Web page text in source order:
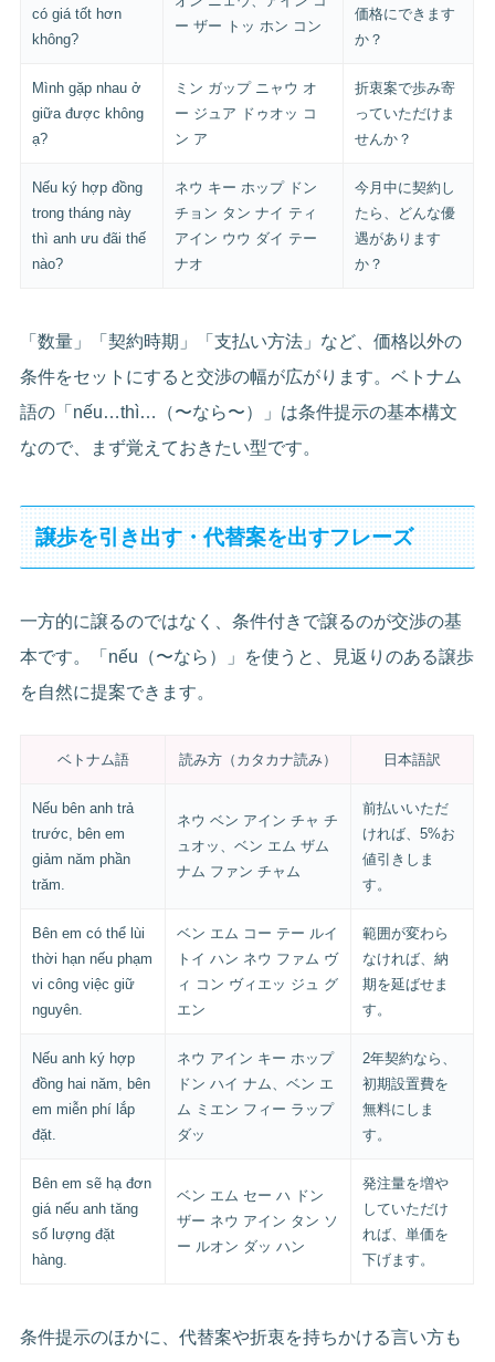
có giá tốt hơn
không?
ー ザー トッ ホン コン
価格にできます
か？
Mình gặp nhau ở
giữa được không
ạ?
ミン ガップ ニャウ オ
ー ジュア ドゥオッ コ
ン ア
折衷案で歩み寄
っていただけま
せんか？
Nếu ký hợp đồng
trong tháng này
thì anh ưu đãi thế
nào?
ネウ キー ホップ ドン
チョン タン ナイ ティ
アイン ウウ ダイ テー
ナオ
今月中に契約し
たら、どんな優
遇があります
か？
「数量」「契約時期」「支払い方法」など、価格以外の
条件をセットにすると交渉の幅が広がります。ベトナム
語の「nếu…thì…（〜なら〜）」は条件提示の基本構文
なので、まず覚えておきたい型です。
譲歩を引き出す・代替案を出すフレーズ
一方的に譲るのではなく、条件付きで譲るのが交渉の基
本です。「nếu（〜なら）」を使うと、見返りのある譲歩
を自然に提案できます。
ベトナム語 読み方（カタカナ読み） 日本語訳
Nếu bên anh trả
trước, bên em
giảm năm phần
trăm.
ネウ ベン アイン チャ チ
ュオッ、ベン エム ザム
ナム ファン チャム
前払いいただ
ければ、5%お
値引きしま
す。
Bên em có thể lùi
thời hạn nếu phạm
vi công việc giữ
nguyên.
ベン エム コー テー ルイ
トイ ハン ネウ ファム ヴ
ィ コン ヴィエッ ジュ グ
エン
範囲が変わら
なければ、納
期を延ばせま
す。
Nếu anh ký hợp
đồng hai năm, bên
em miễn phí lắp
đặt.
ネウ アイン キー ホップ
ドン ハイ ナム、ベン エ
ム ミエン フィー ラップ
ダッ
2年契約なら、
初期設置費を
無料にしま
す。
Bên em sẽ hạ đơn
giá nếu anh tăng
số lượng đặt
hàng.
ベン エム セー ハ ドン
ザー ネウ アイン タン ソ
ー ルオン ダッ ハン
発注量を増や
していただけ
れば、単価を
下げます。
条件提示のほかに、代替案や折衷を持ちかける言い方も